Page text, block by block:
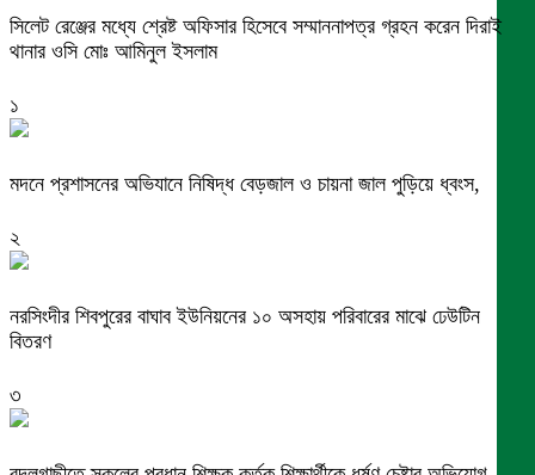
সিলেট রেঞ্জের মধ্যে শ্রেষ্ট অফিসার হিসেবে সম্মাননাপত্র গ্রহন করেন দিরাই
থানার ওসি মোঃ আমিনুল ইসলাম
১
মদনে প্রশাসনের অভিযানে নিষিদ্ধ বেড়জাল ও চায়না জাল পুড়িয়ে ধ্বংস,
২
নরসিংদীর শিবপুরের বাঘাব ইউনিয়নের ১০ অসহায় পরিবারের মাঝে ঢেউটিন
বিতরণ
৩